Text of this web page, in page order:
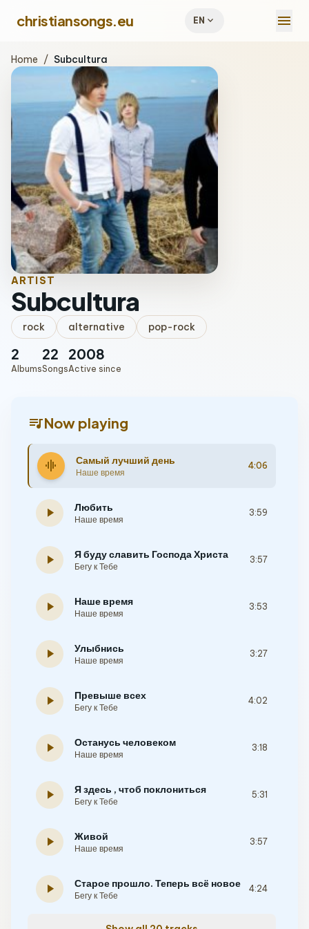
christiansongs.eu EN expand_more menu
Home / Subcultura
ARTIST
Subcultura
rock alternative pop-rock
2
Albums
22
Songs
2008
Active since
queue_musicNow playing
graphic_eq Самый лучший день
Наше время
4:06
play_arrow Любить
Наше время
3:59
play_arrow Я буду славить Господа Христа
Бегу к Тебе
3:57
play_arrow Наше время
Наше время
3:53
play_arrow Улыбнись
Наше время
3:27
play_arrow Превыше всех
Бегу к Тебе
4:02
play_arrow Останусь человеком
Наше время
3:18
play_arrow Я здесь , чтоб поклониться
Бегу к Тебе
5:31
play_arrow Живой
Наше время
3:57
play_arrow Старое прошло. Теперь всё новое
Бегу к Тебе
4:24